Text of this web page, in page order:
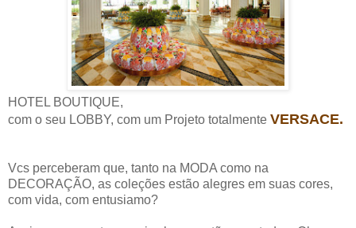
HOTEL BOUTIQUE,
com o seu LOBBY, com um Projeto totalmente VERSACE.
Vcs perceberam que, tanto na MODA como na
DECORAÇÃO, as coleções estão alegres em suas cores,
com vida, com entusiamo?